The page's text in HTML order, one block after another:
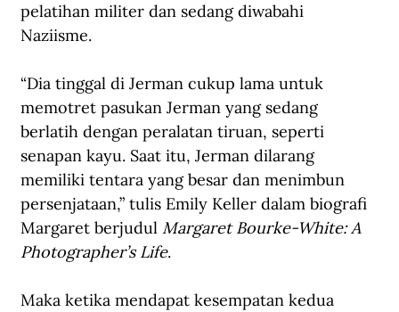
pelatihan militer dan sedang diwabahi
Naziisme.
“Dia tinggal di Jerman cukup lama untuk
memotret pasukan Jerman yang sedang
berlatih dengan peralatan tiruan, seperti
senapan kayu. Saat itu, Jerman dilarang
memiliki tentara yang besar dan menimbun
persenjataan,” tulis Emily Keller dalam biografi
Margaret berjudul Margaret Bourke-White: A
Photographer’s Life.
Maka ketika mendapat kesempatan kedua